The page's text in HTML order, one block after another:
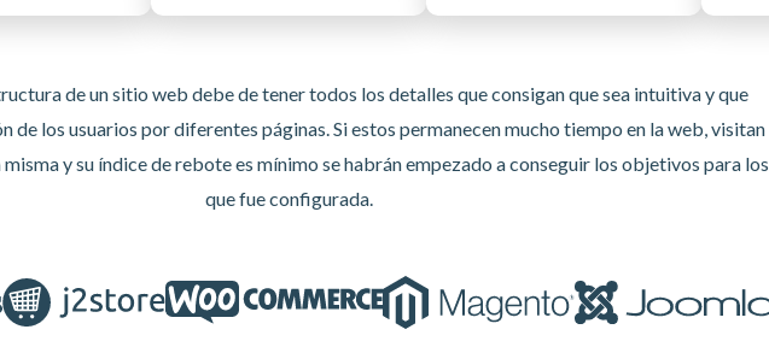
de un sitio web debe de tener todos los detalles que consigan que sea intuitiva y que
de los usuarios por diferentes páginas. Si estos permanecen mucho tiempo en la web, visitan
y su índice de rebote es mínimo se habrán empezado a conseguir los objetivos para los
que fue configurada.